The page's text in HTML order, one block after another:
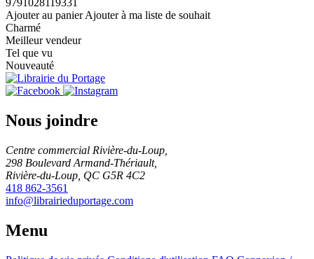
9791028119331
Ajouter au panierAjouter à ma liste de souhait
Charmé
Meilleur vendeur
Tel que vu
Nouveauté
Nous joindre
Centre commercial Rivière-du-Loup,
298 Boulevard Armand-Thériault,
Rivière-du-Loup, QC G5R 4C2
418 862-3561
info@librairieduportage.com
Menu